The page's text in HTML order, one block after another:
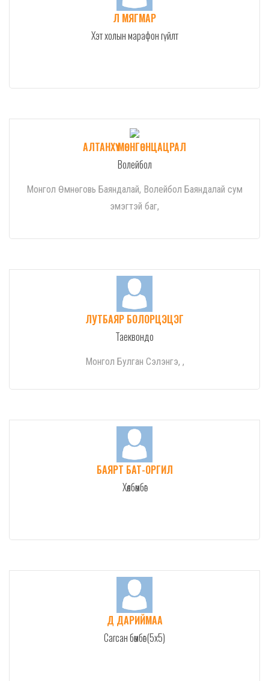
Л МЯГМАР
Хэт холын марафон гүйлт
АЛТАНХҮҮ МӨНГӨНЦАЦРАЛ
Волейбол
Монгол Өмнөговь Баяндалай, Волейбол Баяндалай сум
эмэгтэй баг,
ЛУТБАЯР БОЛОРЦЭЦЭГ
Таеквондо
Монгол Булган Сэлэнгэ, ,
БАЯРТ БАТ-ОРГИЛ
Хөлбөмбөг
Д ДАРИЙМАА
Сагсан бөмбөг (5x5)